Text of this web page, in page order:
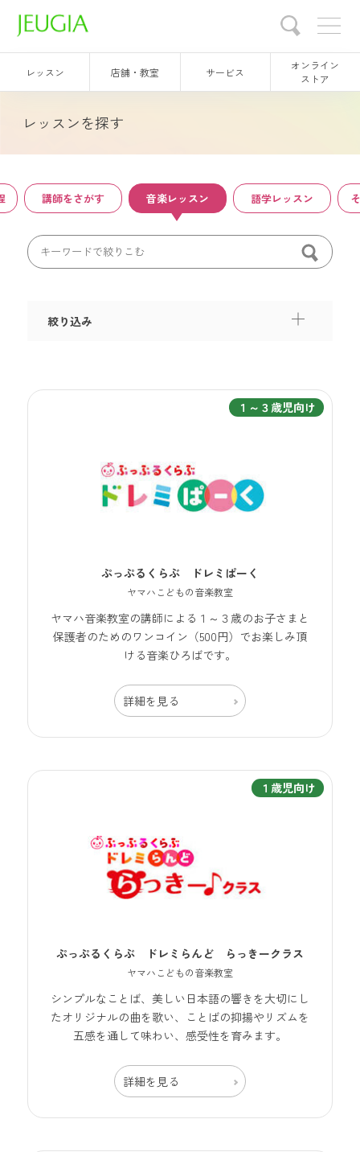
レッスン 店舗・教室 サービス
オンライン
ストア
レッスンを探す
絞り込み
講師をさがす 音楽レッスン 語学レッスン
１～３歳児向け
ぷっぷるくらぶ ドレミぱーく
ヤマハこどもの音楽教室
ヤマハ音楽教室の講師による１～３歳のお子さまと
保護者のためのワンコイン（500円）でお楽しみ頂
ける音楽ひろばです。
詳細を見る
１歳児向け
ぷっぷるくらぶ ドレミらんど らっきークラス
ヤマハこどもの音楽教室
シンプルなことば、美しい日本語の響きを大切にし
たオリジナルの曲を歌い、ことばの抑揚やリズムを
五感を通して味わい、感受性を育みます。
詳細を見る